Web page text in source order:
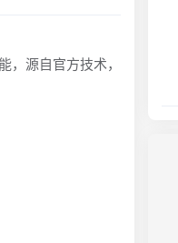
，源自官方技术，